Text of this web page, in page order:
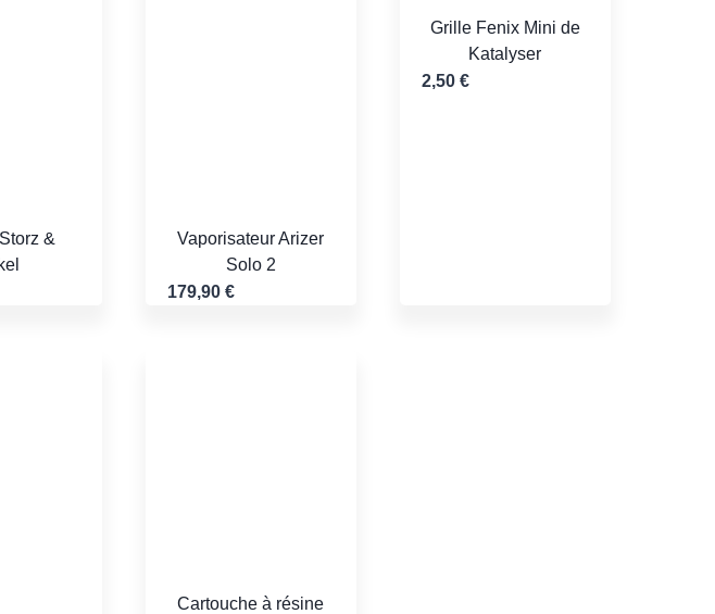
&
Vaporisateur Arizer
Solo 2
179,90 €
Grille Fenix Mini de
Katalyser
2,50 €
Cartouche à résine